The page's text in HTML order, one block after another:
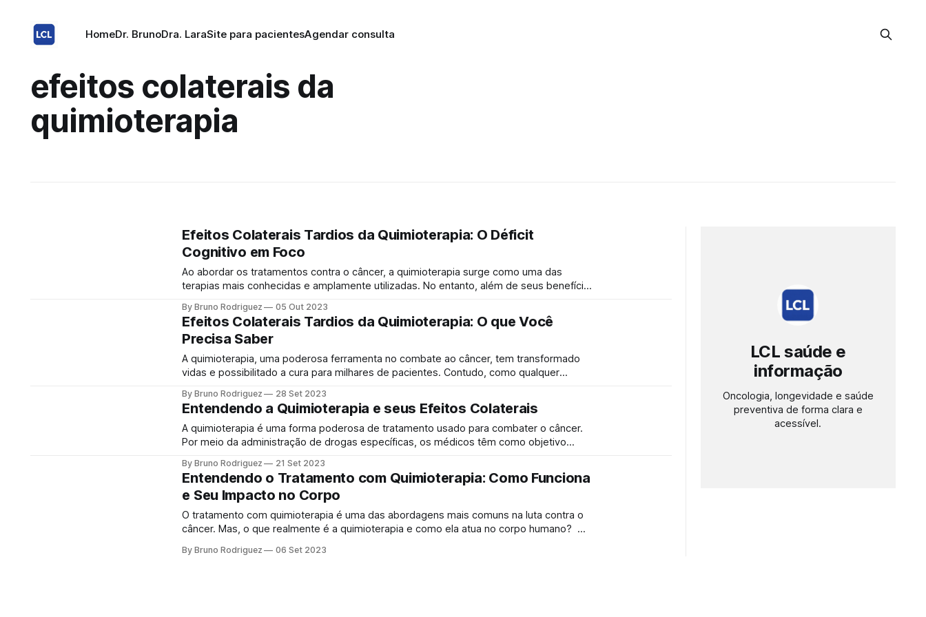
HomeDr. BrunoDra. LaraSite para pacientesAgendar consulta
efeitos colaterais da
quimioterapia
Efeitos Colaterais Tardios da Quimioterapia: O Déficit
Cognitivo em Foco
Ao abordar os tratamentos contra o câncer, a quimioterapia surge como uma das
terapias mais conhecidas e amplamente utilizadas. No entanto, além de seus benefícios
déficit cognitivo um dos mais impactantes para muitos pacientes. Neste artigo,
By Bruno Rodriguez 05 Out 2023
Efeitos Colaterais Tardios da Quimioterapia: O que Você
Precisa Saber
A quimioterapia, uma poderosa ferramenta no combate ao câncer, tem transformado
vidas e possibilitado a cura para milhares de pacientes. Contudo, como qualquer
ferramenta poderosa no comba Além dos sintomas imediatos, há efeitos colaterais
tardios que podem
By Bruno Rodriguez 28 Set 2023
Entendendo a Quimioterapia e seus Efeitos Colaterais
A quimioterapia é uma forma poderosa de tratamento usado para combater o câncer.
Por meio da administração de drogas específicas, os médicos têm como objetivo
No entanto, devido à sua natureza potente, a quimioterapia também pode afetar células
By Bruno Rodriguez 21 Set 2023
Entendendo o Tratamento com Quimioterapia: Como Funciona
e Seu Impacto no Corpo
O tratamento com quimioterapia é uma das abordagens mais comuns na luta contra o
câncer. Mas, o que realmente é a quimioterapia e como ela atua no corpo humano?
By Bruno Rodriguez 06 Set 2023
LCL saúde e
informação
Oncologia, longevidade e saúde
preventiva de forma clara e
acessível.